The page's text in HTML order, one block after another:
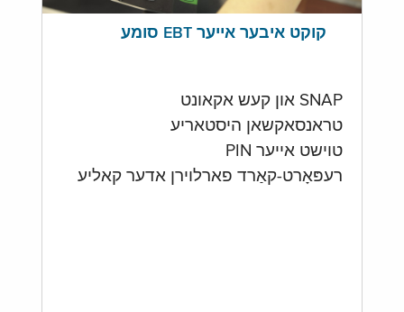
קוקט איבער אייער EBT סומע
SNAP און קעש אקאונט
טראנסאקשאן היסטאריע
טוישט אייער PIN
רעפּאָרט-קאַרד פארלוירן אדער קאליע